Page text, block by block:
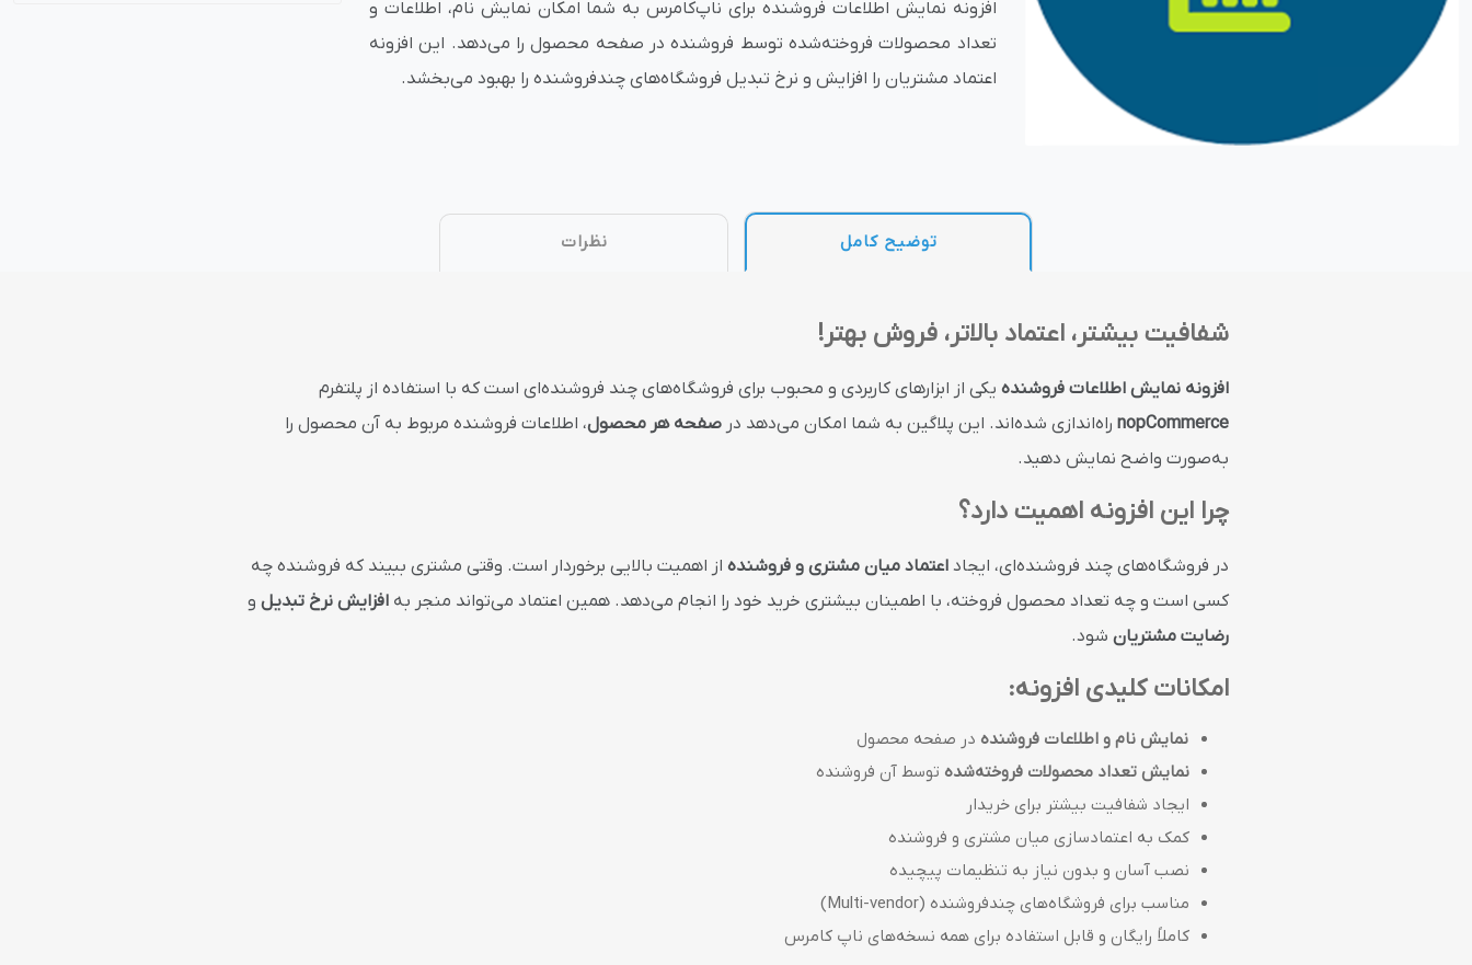
بازاریابی و فروش هوش مصنوعی درگاه های پرداخت اینترنتی پلاگین های ارسال پیامک
پلاگین های ارسال و تحویل
افزونه نمایش اطلاعات فروشنده برای ناپ‌کامرس به شما امکان نمایش نام، اطلاعات و
تعداد محصولات فروخته‌شده توسط فروشنده در صفحه محصول را می‌دهد. این افزونه
اعتماد مشتریان را افزایش و نرخ تبدیل فروشگاه‌های چندفروشنده را بهبود می‌بخشد.
توضیح کامل نظرات
شفافیت بیشتر، اعتماد بالاتر، فروش بهتر!
افزونه نمایش اطلاعات فروشندهیکی از ابزارهای کاربردی و محبوب برای فروشگاه‌های چند فروشنده‌ای است که با استفاده از پلتفرم
nopCommerceراه‌اندازی شده‌اند. این پلاگین به شما امکان می‌دهد در صفحه هر محصول، اطلاعات فروشنده مربوط به آن محصول را
به‌صورت واضح نمایش دهید.
چرا این افزونه اهمیت دارد؟
در فروشگاه‌های چند فروشنده‌ای، ایجاد اعتماد میان مشتری و فروشندهاز اهمیت بالایی برخوردار است. وقتی مشتری ببیند که فروشنده چه
کسی است و چه تعداد محصول فروخته، با اطمینان بیشتری خرید خود را انجام می‌دهد. همین اعتماد می‌تواند منجر به افزایش نرخ تبدیلو
رضایت مشتریانشود.
امکانات کلیدی افزونه:
نمایش نام و اطلاعات فروشنده در صفحه محصول
نمایش تعداد محصولات فروخته‌شده توسط آن فروشنده
ایجاد شفافیت بیشتر برای خریدار
کمک به اعتمادسازی میان مشتری و فروشنده
نصب آسان و بدون نیاز به تنظیمات پیچیده
مناسب برای فروشگاه‌های چندفروشنده (Multi-vendor)
کاملاً رایگان و قابل استفاده برای همه نسخه‌های ناپ کامرس